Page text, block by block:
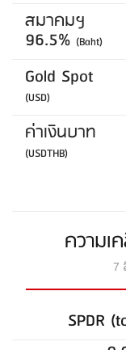
สมาคมฯ
96.5% (Baht)
Gold Spot
(USD)
ค่าเงินบาท
(USDTHB)
ความเ
7
SPDR